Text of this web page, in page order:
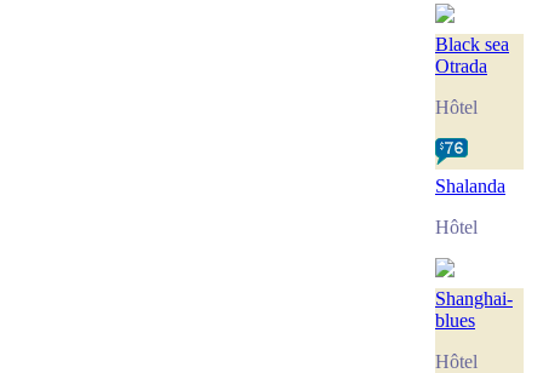
Black sea
Otrada
Hôtel
Shalanda
Hôtel
Shanghai-
blues
Hôtel